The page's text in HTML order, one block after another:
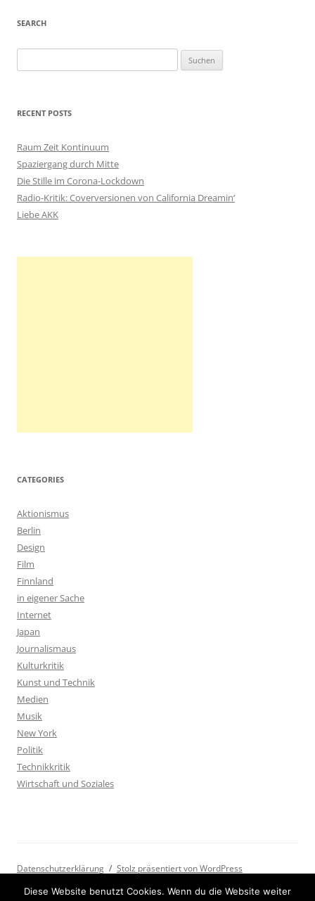
SEARCH
u
h
n
n
a
c
h
RECENT POSTS
Raum Zeit Kontinuum
Spaziergang durch Mitte
Die Stille im Corona-Lockdown
Radio-Kritik: Coverversionen von California Dreamin‘
Liebe AKK
CATEGORIES
Aktionismus
Berlin
Design
Film
Finnland
in eigener Sache
Internet
Japan
Journalismaus
Kulturkritik
Kunst und Technik
Medien
Musik
New York
Politik
Technikkritik
Wirtschaft und Soziales
Datenschutzerklärung Stolz präsentiert von WordPress
Diese Website benutzt Cookies. Wenn du die Website weiter